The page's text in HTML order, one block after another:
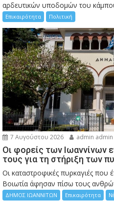
αρδευτικών υποδομών του
Επικαιρότητα Πολιτική
7 Αυγούστου 2026 admin admin
Οι φορείς των Ιωαννίνων
τους για τη στήριξη των
Οι καταστροφικές πυρκαγιές που
Bοιωτία άφησαν πίσω τους
ΔΗΜΟΣ ΙΩΑΝΝΙΤΩΝ Επικαιρότητα